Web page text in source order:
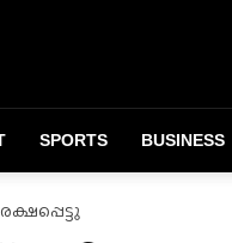
SPORTS BUSINESS